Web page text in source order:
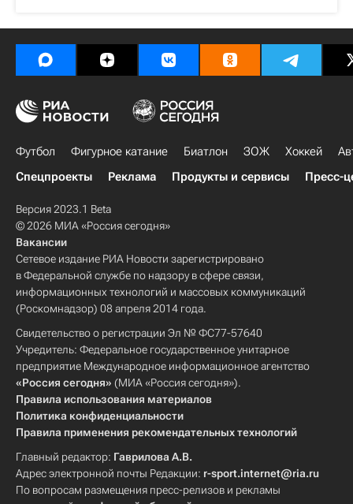
Футбол Фигурное катание Биатлон ЗОЖ Хоккей
Спецпроекты
Реклама Продукты и сервисы Пресс-
Версия 2023.1 Beta
© 2026 МИА «Россия сегодня»
Вакансии
Сетевое издание РИА Новости зарегистрировано
в Федеральной службе по надзору в сфере связи,
информационных технологий и массовых коммуникаций
(Роскомнадзор) 08 апреля 2014 года.
Свидетельство о регистрации Эл № ФС77-57640
Учредитель: Федеральное государственное унитарное
предприятие Международное информационное агентство
«Россия сегодня» (МИА «Россия сегодня»).
Правила использования материалов
Политика конфиденциальности
Правила применения рекомендательных технологий
Главный редактор: Гаврилова А.В.
Адрес электронной почты Редакции: r-sport.internet@ria.ru
По вопросам размещения пресс-релизов и рекламы